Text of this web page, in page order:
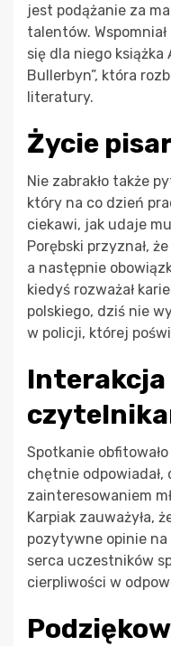
jest podążanie za
talentów.
się dla niego
Bullerbyn”, która
literatury.
Życie
Nie zabrakło także
który na co dzień
ciekawi, jak udaje
Porębski przyznał,
a następnie
kiedyś rozważał
polskiego, dziś nie
w policji, której
Interakcja
Spotkanie
chętnie odpowiadał,
zainteresowaniem
Karpiak zauważyła,
pozytywne opinie
serca uczestników
cierpliwości w